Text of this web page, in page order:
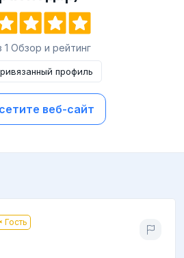
1 Обзор и рейтинг
профиль
веб-сайт
Гость